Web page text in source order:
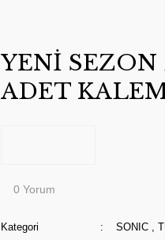
YENİ
ADET
0 Yorum
Kategori SONIC ,